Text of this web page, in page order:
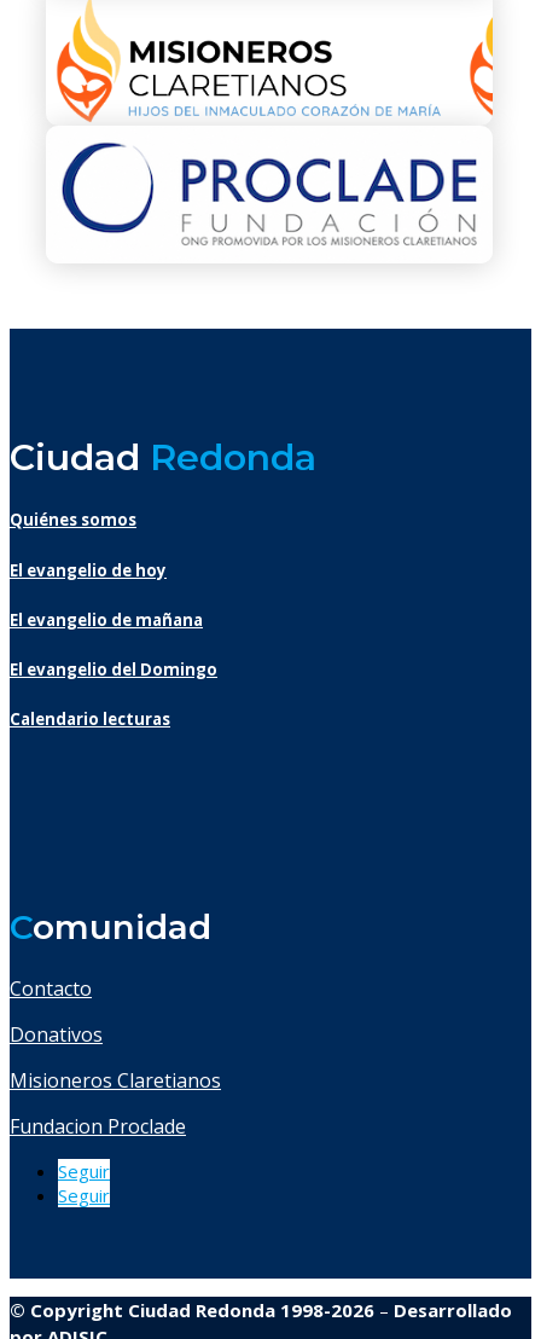
Ciudad Redonda
Quiénes somos
El evangelio de hoy
El evangelio de mañana
El evangelio del Domingo
Calendario lecturas
Comunidad
Contacto
Donativos
Misioneros Claretianos
Fundacion Proclade
Seguir
Seguir
© Copyright Ciudad Redonda 1998-2026 – Desarrollado